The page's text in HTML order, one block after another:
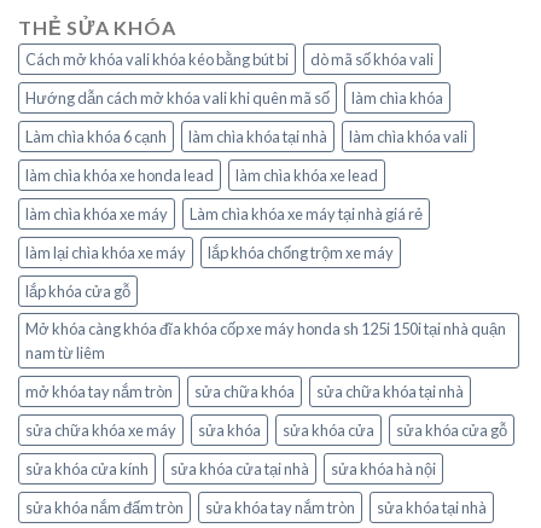
THẺ SỬA KHÓA
Cách mở khóa vali khóa kéo bằng bút bi
dò mã số khóa vali
Hướng dẫn cách mở khóa vali khi quên mã số
làm chìa khóa
Làm chìa khóa 6 cạnh
làm chìa khóa tại nhà
làm chìa khóa vali
làm chìa khóa xe honda lead
làm chìa khóa xe lead
làm chìa khóa xe máy
Làm chìa khóa xe máy tại nhà giá rẻ
làm lại chìa khóa xe máy
lắp khóa chống trộm xe máy
lắp khóa cửa gỗ
Mở khóa càng khóa đĩa khóa cốp xe máy honda sh 125i 150i tại nhà quận
nam từ liêm
mở khóa tay nắm tròn
sửa chữa khóa
sửa chữa khóa tại nhà
sửa chữa khóa xe máy
sửa khóa sửa khóa cửa
sửa khóa cửa gỗ
sửa khóa cửa kính
sửa khóa cửa tại nhà
sửa khóa hà nội
sửa khóa nắm đấm tròn
sửa khóa tay nắm tròn
sửa khóa tại nhà